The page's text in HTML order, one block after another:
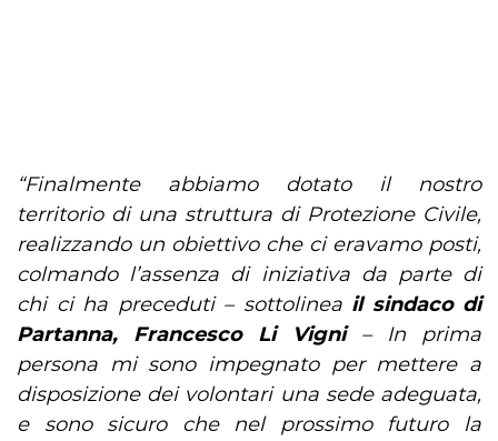
“Finalmente abbiamo dotato il nostro
territorio di una struttura di Protezione Civile,
realizzando un obiettivo che ci eravamo posti,
colmando l’assenza di iniziativa da parte di
chi ci ha preceduti – sottolineail sindaco di
Partanna, Francesco Li Vigni– In prima
persona mi sono impegnato per mettere a
disposizione dei volontari una sede adeguata,
e sono sicuro che nel prossimo futuro la